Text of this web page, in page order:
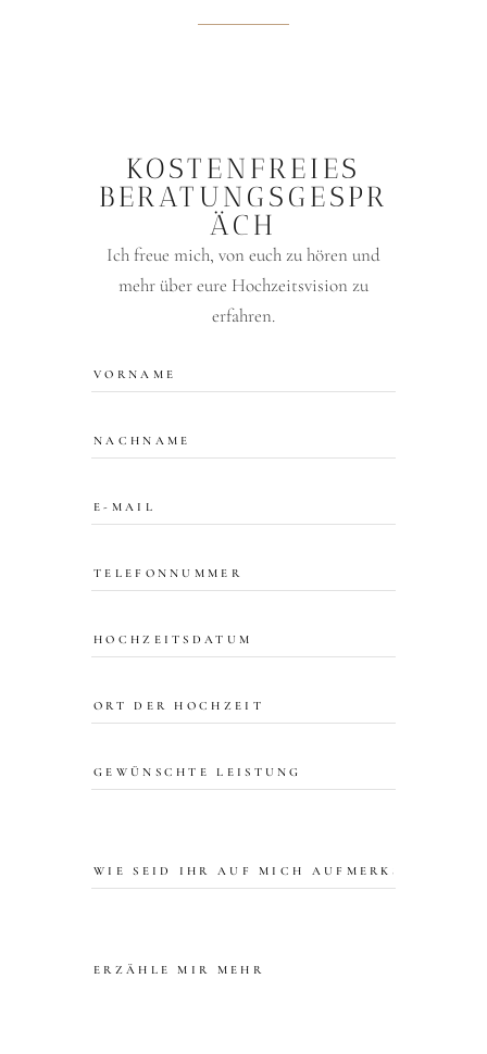
KOSTENFREIES
BERATUNGSGESPR
ÄCH
Ich freue mich, von euch zu hören und
mehr über eure Hochzeitsvision zu
erfahren.